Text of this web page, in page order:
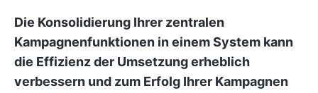
Die Konsolidierung Ihrer zentralen
Kampagnenfunktionen in einem System kann
die Effizienz der Umsetzung erheblich
verbessern und zum Erfolg Ihrer Kampagnen